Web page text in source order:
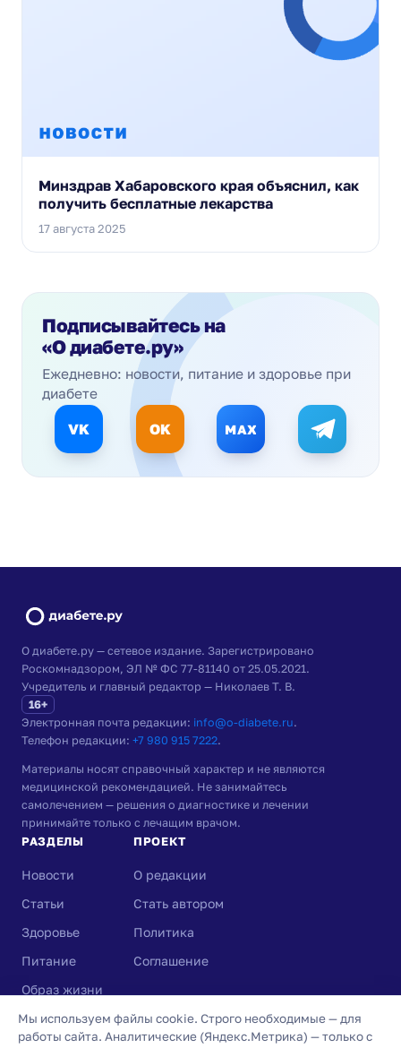
Минздрав Хабаровского края объяснил, как
получить бесплатные лекарства
17 августа 2025
Подписывайтесь на
«О диабете.ру»
Ежедневно: новости, питание и здоровье при
диабете
VK OK MAX
О диабете.ру — сетевое издание. Зарегистрировано
Роскомнадзором, ЭЛ № ФС 77-81140 от 25.05.2021.
Учредитель и главный редактор — Николаев Т. В.
16+
Электронная почта редакции: info@o-diabete.ru.
Телефон редакции: +7 980 915 7222.
Материалы носят справочный характер и не являются
медицинской рекомендацией. Не занимайтесь
самолечением — решения о диагностике и лечении
принимайте только с лечащим врачом.
РАЗДЕЛЫ
Новости
Статьи
Здоровье
Питание
Образ жизни
Вопросы и ответы
ПРОЕКТ
О редакции
Стать автором
Политика
Соглашение
Мы используем файлы cookie. Строго необходимые — для
работы сайта. Аналитические (Яндекс.Метрика) — только с